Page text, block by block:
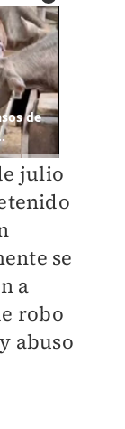
julio
se
a
robo
abuso